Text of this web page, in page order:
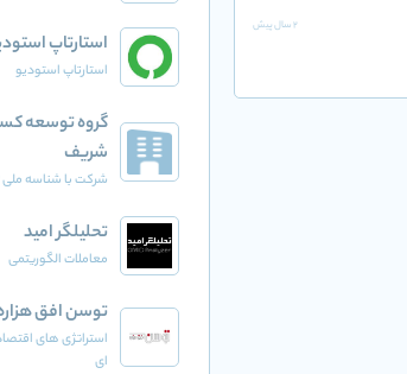
2 سال پیش
استارتاپ
استارتاپ استودیو
گروه توسعه
شریف
شرکت با شناسه ملی 14004801862
تحلیلگر امید
معاملات الگوریتمی
توسن افق
استراتژی های
ای